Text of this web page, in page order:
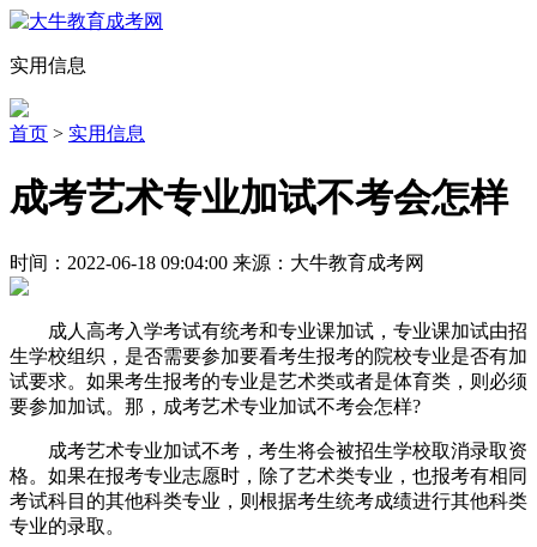
实用信息
首页 > 实用信息
成考艺术专业加试不考会怎样
时间：2022-06-18 09:04:00 来源：大牛教育成考网
成人高考入学考试有统考和专业课加试，专业课加试由招
生学校组织，是否需要参加要看考生报考的院校专业是否有加
试要求。如果考生报考的专业是艺术类或者是体育类，则必须
要参加加试。那，成考艺术专业加试不考会怎样?
成考艺术专业加试不考，考生将会被招生学校取消录取资
格。如果在报考专业志愿时，除了艺术类专业，也报考有相同
考试科目的其他科类专业，则根据考生统考成绩进行其他科类
专业的录取。